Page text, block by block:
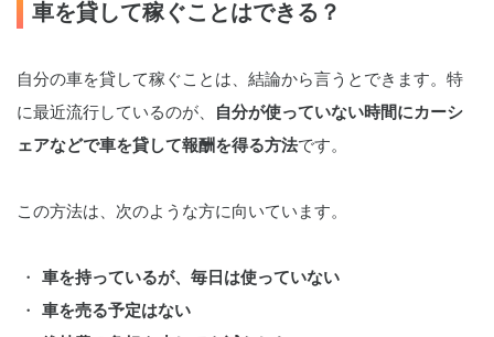
車を貸して稼ぐことはできる？
自分の車を貸して稼ぐことは、結論から言うとできます。特
に最近流行しているのが、
自分が使っていない時間にカーシ
ェアなどで車を貸して報酬を得る方法です。
この方法は、次のような方に向いています。
車を持っているが、毎日は使っていない
車を売る予定はない